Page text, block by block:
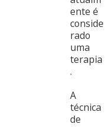
ente é
conside
rado
uma
terapia
.
A
técnica
de